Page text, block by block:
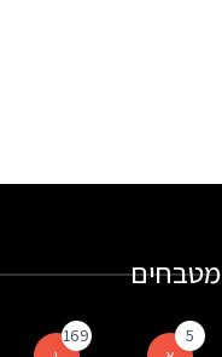
מטבחים
5
169